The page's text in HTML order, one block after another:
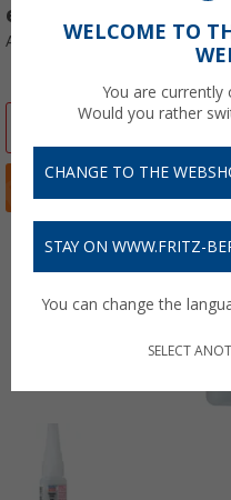
einsetzbar 10 g
Art.-Nr.: 102936WELCOME TO
You are currently
Would you rather
CHANGE TO THE
STAY ON WWW.FRITZ-
You can change the
SELECT